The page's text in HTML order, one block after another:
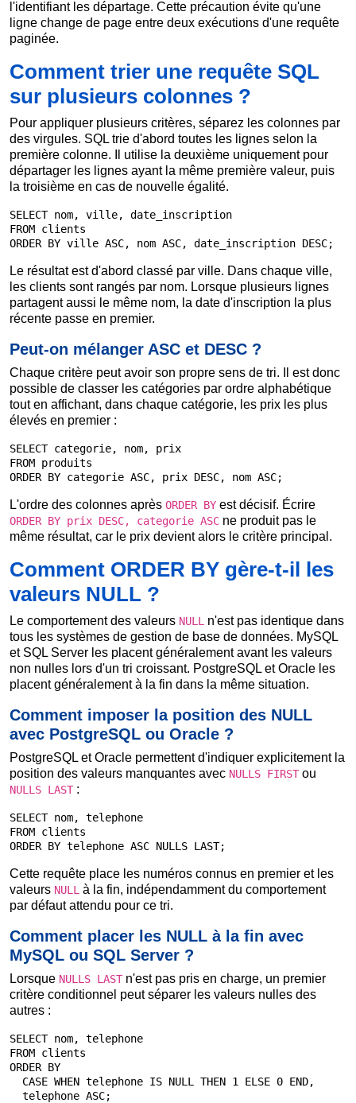
l'identifiant les départage. Cette précaution évite qu'une
ligne change de page entre deux exécutions d'une requête
paginée.
Comment trier une requête SQL
sur plusieurs colonnes ?
Pour appliquer plusieurs critères, séparez les colonnes par
des virgules. SQL trie d'abord toutes les lignes selon la
première colonne. Il utilise la deuxième uniquement pour
départager les lignes ayant la même première valeur, puis
la troisième en cas de nouvelle égalité.
SELECT nom, ville, date_inscription
FROM clients
ORDER BY ville ASC, nom ASC, date_inscription DESC;
Le résultat est d'abord classé par ville. Dans chaque ville,
les clients sont rangés par nom. Lorsque plusieurs lignes
partagent aussi le même nom, la date d'inscription la plus
récente passe en premier.
Peut-on mélanger ASC et DESC ?
Chaque critère peut avoir son propre sens de tri. Il est donc
possible de classer les catégories par ordre alphabétique
tout en affichant, dans chaque catégorie, les prix les plus
élevés en premier :
SELECT categorie, nom, prix
FROM produits
ORDER BY categorie ASC, prix DESC, nom ASC;
L'ordre des colonnes après ORDER BY est décisif. Écrire
ORDER BY prix DESC, categorie ASC ne produit pas le
même résultat, car le prix devient alors le critère principal.
Comment ORDER BY gère-t-il les
valeurs NULL ?
Le comportement des valeurs NULL
n'est pas identique dans
tous les systèmes de gestion de base de données. MySQL
et SQL Server les placent généralement avant les valeurs
non nulles lors d'un tri croissant. PostgreSQL et Oracle les
placent généralement à la fin dans la même situation.
Comment imposer la position des NULL
avec PostgreSQL ou Oracle ?
PostgreSQL et Oracle permettent d'indiquer explicitement la
position des valeurs manquantes avec NULLS FIRST ou
NULLS LAST :
SELECT nom, telephone
FROM clients
ORDER BY telephone ASC NULLS LAST;
Cette requête place les numéros connus en premier et les
valeurs NULL à la fin, indépendamment du comportement
par défaut attendu pour ce tri.
Comment placer les NULL à la fin avec
MySQL ou SQL Server ?
Lorsque NULLS LAST n'est pas pris en charge, un premier
critère conditionnel peut séparer les valeurs nulles des
autres :
SELECT nom, telephone
FROM clients
ORDER BY
  CASE WHEN telephone IS NULL THEN 1 ELSE 0 END,
  telephone ASC;